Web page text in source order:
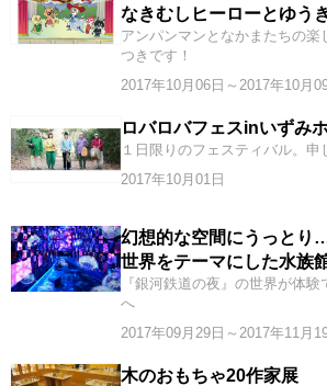
なきむしヒーローとゆう
アンパンマンとなかまたちの
つきです！
2017年10月06日～2017年10月
ロバロバフェスinいずみ
１日限りのフェスティバル。申
2017年10月01日
幻想的な空間にうっとり
世界をテーマにした水族
『銀河鉄道の夜』の世界が体験
へ
2017年09月29日～2017年11月
木のおもちゃ20作家展